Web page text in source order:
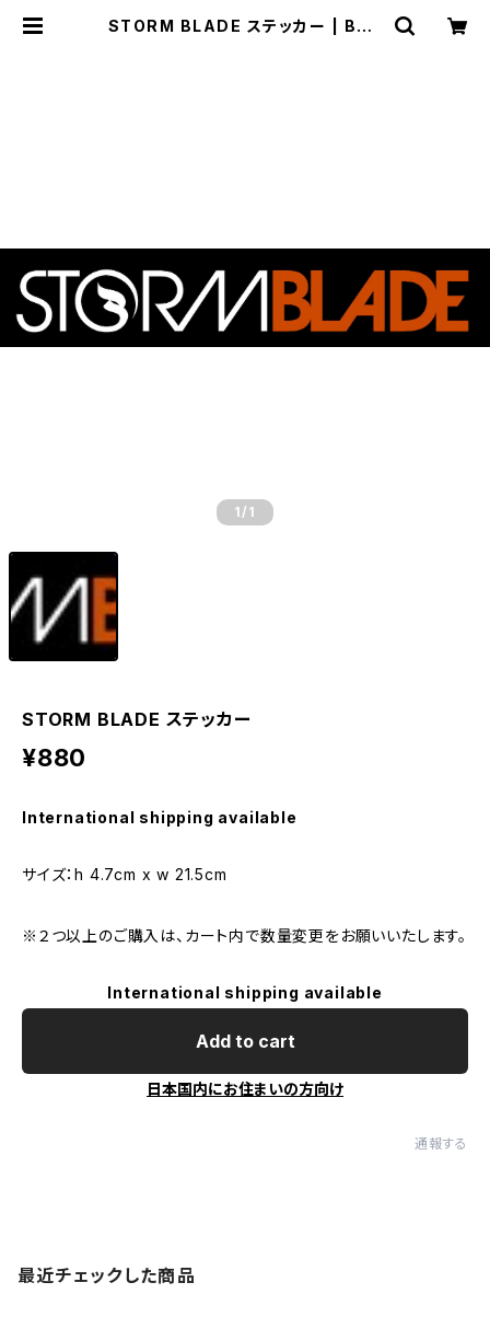
STORM BLADE ステッカー | BUZ
1 /1
STORM BLADE ステッカー
¥880
International shipping available
サイズ：h 4.7cm x w 21.5cm
※２つ以上のご購入は、カート内で数量変更をお願いいたします。
International shipping available
Add to cart
日本国内にお住まいの方向け
通報する
最近チェックした商品